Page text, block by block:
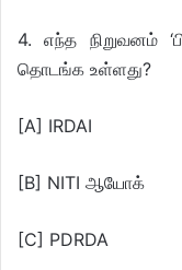
4. எந்த நிறுவனம்
தொடங்க உள்ளது?
[A] IRDAI
[B] NITI ஆயோக்
[C] PDRDA